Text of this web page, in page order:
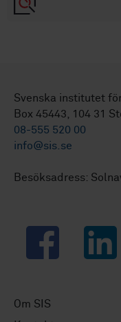
Svenska institutet
Box 45443, 104 31
08-555 520 00
info@sis.se
Besöksadress:
Facebook LinkedIn
Om SIS